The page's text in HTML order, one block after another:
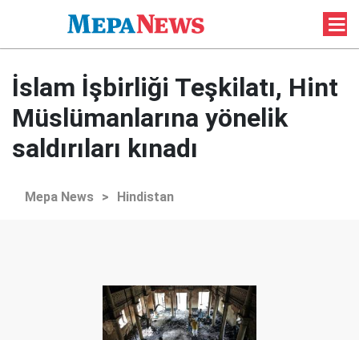
İslam İşbirliği Teşkilatı, Hint
Müslümanlarına yönelik
saldırıları kınadı
Mepa News > Hindistan